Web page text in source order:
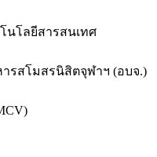
นโลยีสารสนเทศ
รสโมสรนิสิตจุฬาฯ (อบจ.)